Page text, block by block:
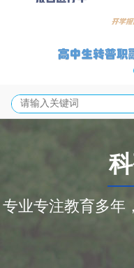
专业专注教育多年